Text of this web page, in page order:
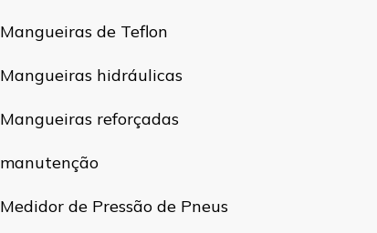
Mangueiras de Teflon
Mangueiras hidráulicas
Mangueiras reforçadas
manutenção
Medidor de Pressão de Pneus